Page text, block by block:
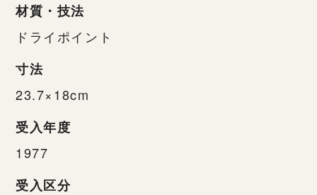
材質・技法
ドライポイント
寸法
23.7×18cm
受入年度
1977
受入区分